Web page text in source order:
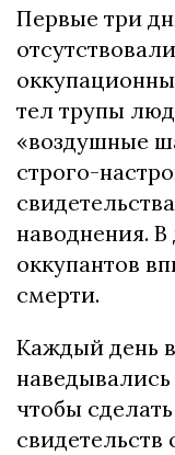
Первые три
тел трупы
«воздушные
строго-
наводнения.
оккупантов
смерти.
Каждый день
чтобы
свидетельств